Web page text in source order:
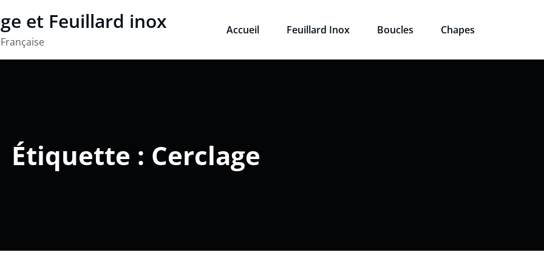
et Feuillard inox Accueil Feuillard Inox Boucles Chapes
Étiquette : Cerclage